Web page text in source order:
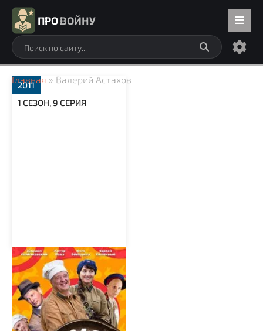
ПРОВОЙНУ
Главная » Валерий Астахов
Заяц, жаренный по-
берлински
2011
1 СЕЗОН, 9 СЕРИЯ